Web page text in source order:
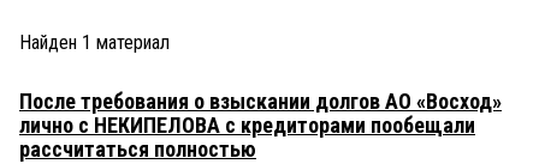
НОВОСТИ КОМПАНИЙ
ПРОИСШЕСТВИЯ
СТИЛЬ ЖИЗНИ
Найден 1 материал
После требования о взыскании долгов АО «Восход»
лично с НЕКИПЕЛОВА с кредиторами пообещали
рассчитаться полностью